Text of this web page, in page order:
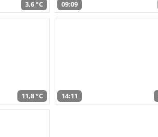
3,6 °C 09:09
11,8 °C 14:11